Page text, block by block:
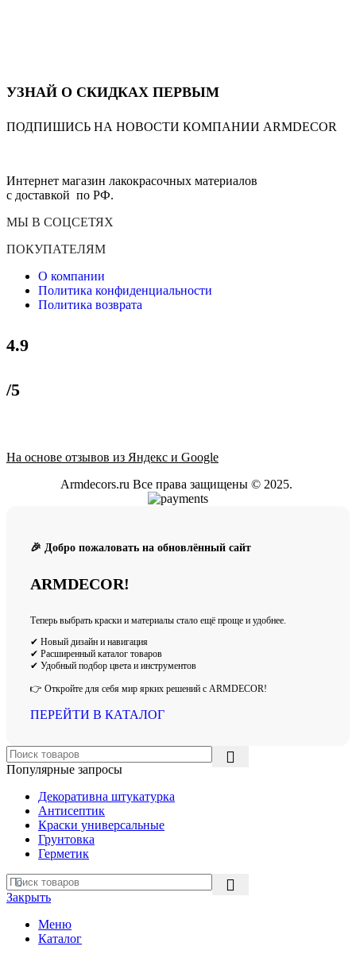
УЗНАЙ О СКИДКАХ ПЕРВЫМ
ПОДПИШИСЬ НА НОВОСТИ КОМПАНИИ ARMDECOR
Интернет магазин лакокрасочных материалов
с доставкой по РФ.
МЫ В СОЦСЕТЯХ
ПОКУПАТЕЛЯМ
О компании
Политика конфиденциальности
Политика возврата
4.9
/5
На основе отзывов из Яндекс и Google
Armdecors.ru Все права защищены © 2025. ​
🎉 Добро пожаловать на обновлённый сайт
ARMDECOR!
Теперь выбрать краски и материалы стало ещё проще и удобнее.
✔ Новый дизайн и навигация
✔ Расширенный каталог товаров
✔ Удобный подбор цвета и инструментов
👉 Откройте для себя мир ярких решений с ARMDECOR!
ПЕРЕЙТИ В КАТАЛОГ
Популярные запросы
Декоративна штукатурка
Антисептик
Краски универсальные
Грунтовка
Герметик
Закрыть
Меню
Каталог